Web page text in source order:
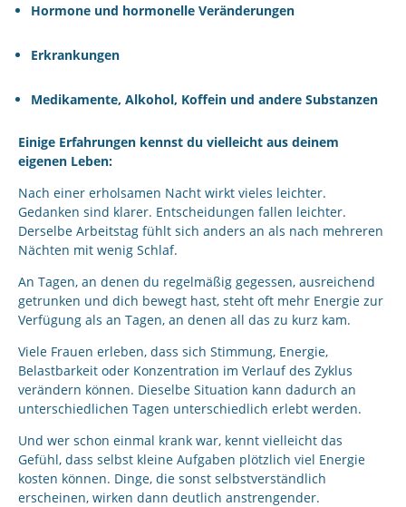
Hormone und hormonelle Veränderungen
Erkrankungen
Medikamente, Alkohol, Koffein und andere Substanzen
Einige Erfahrungen kennst du vielleicht aus deinem
eigenen Leben:
Nach einer erholsamen Nacht wirkt vieles leichter.
Gedanken sind klarer. Entscheidungen fallen leichter.
Derselbe Arbeitstag fühlt sich anders an als nach mehreren
Nächten mit wenig Schlaf.
An Tagen, an denen du regelmäßig gegessen, ausreichend
getrunken und dich bewegt hast, steht oft mehr Energie zur
Verfügung als an Tagen, an denen all das zu kurz kam.
Viele Frauen erleben, dass sich Stimmung, Energie,
Belastbarkeit oder Konzentration im Verlauf des Zyklus
verändern können. Dieselbe Situation kann dadurch an
unterschiedlichen Tagen unterschiedlich erlebt werden.
Und wer schon einmal krank war, kennt vielleicht das
Gefühl, dass selbst kleine Aufgaben plötzlich viel Energie
kosten können. Dinge, die sonst selbstverständlich
erscheinen, wirken dann deutlich anstrengender.